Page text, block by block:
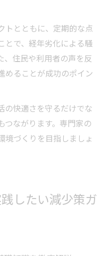
トとともに、定期的な点
とで、経年劣化による騒
、住民や利用者の声を反
めることが成功のポイン
の快適さを守るだけでな
つながります。専門家の
境づくりを目指しましょ
したい減少策ガ